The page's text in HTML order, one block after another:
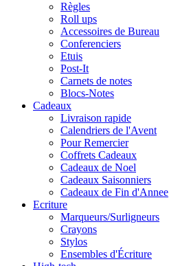
Règles
Roll ups
Accessoires de Bureau
Conferenciers
Etuis
Post-It
Carnets de notes
Blocs-Notes
Cadeaux
Livraison rapide
Calendriers de l'Avent
Pour Remercier
Coffrets Cadeaux
Cadeaux de Noel
Cadeaux Saisonniers
Cadeaux de Fin d'Annee
Ecriture
Marqueurs/Surligneurs
Crayons
Stylos
Ensembles d'Écriture